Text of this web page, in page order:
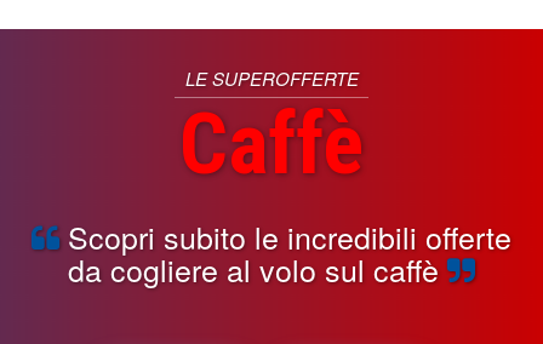
LE SUPEROFFERTE
Caffè
Scopri subito le incredibili offerte
da cogliere al volo sul caffè